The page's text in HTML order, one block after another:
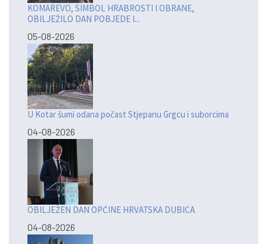
KOMAREVO, SIMBOL HRABROSTI I OBRANE,
OBILJEŽILO DAN POBJEDE I...
05-08-2026
U Kotar šumi odana počast Stjepanu Grgcu i suborcima
04-08-2026
OBILJEŽEN DAN OPĆINE HRVATSKA DUBICA
04-08-2026